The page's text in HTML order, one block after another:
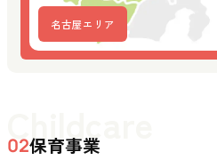
名古屋エリア
Childcare
02保育事業